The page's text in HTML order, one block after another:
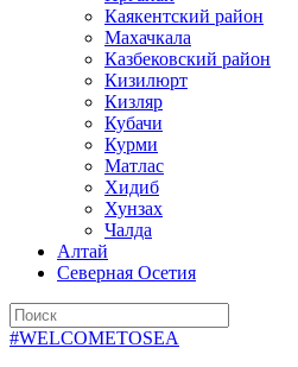
Каякентский район
Махачкала
Казбековский район
Кизилюрт
Кизляр
Кубачи
Курми
Матлас
Хидиб
Хунзах
Чалда
Алтай
Северная Осетия
#WELCOMETOSEA